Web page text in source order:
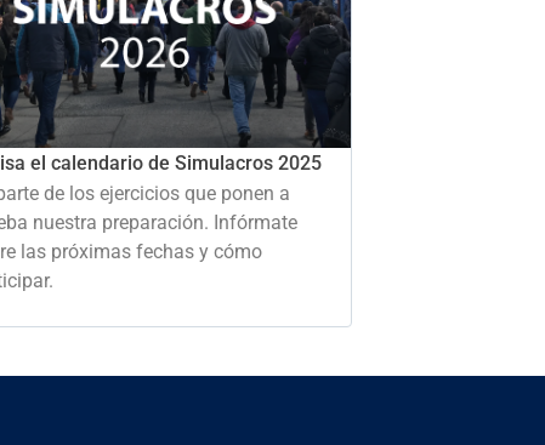
el calendario de Simulacros 2025
de los ejercicios que ponen a
nuestra preparación. Infórmate
las próximas fechas y cómo